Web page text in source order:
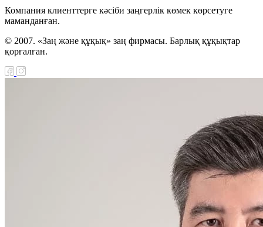
Компания клиенттерге кәсіби заңгерлік көмек көрсетуге
маманданған.
© 2007. «Заң және құқық» заң фирмасы. Барлық құқықтар
қорғалған.